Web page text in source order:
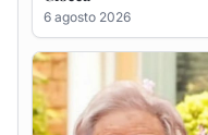
Giovanna Ponsanu Ved.
Decandia
5 agosto 2026